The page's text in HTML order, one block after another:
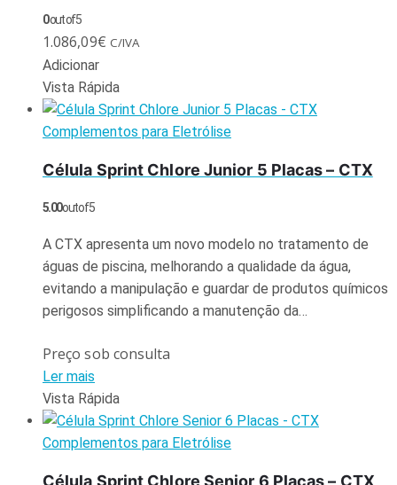
0out of 5
1.086,09€ C/IVA
Adicionar
Vista Rápida
Complementos para Eletrólise
Célula Sprint Chlore Junior 5 Placas – CTX
5.00out of 5
A CTX apresenta um novo modelo no tratamento de
águas de piscina, melhorando a qualidade da água,
evitando a manipulação e guardar de produtos químicos
perigosos simplificando a manutenção da…
Preço sob consulta
Ler mais
Vista Rápida
Complementos para Eletrólise
Célula Sprint Chlore Senior 6 Placas – CTX